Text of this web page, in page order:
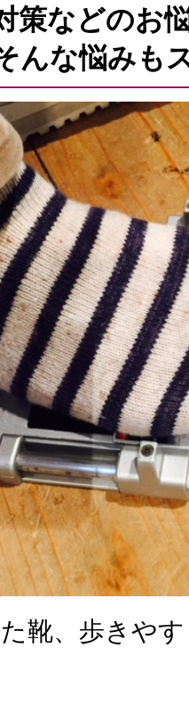
策などのお
んな悩みも
靴、歩きや